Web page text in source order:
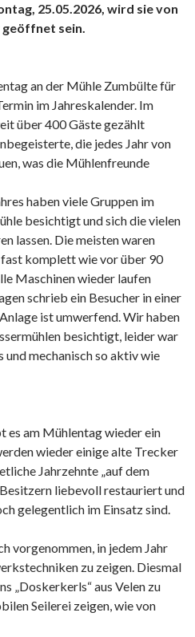
25.05.2026, wird sie von
geöffnet sein.
an der Mühle Zumbülte für
im Jahreskalender. Im
über 400 Gäste gezählt
die jedes Jahr von
was die Mühlenfreunde
haben viele Gruppen im
besichtigt und sich die vielen
lassen. Die meisten waren
komplett wie vor über 90
Maschinen wieder laufen
schrieb ein Besucher in einer
ist umwerfend. Wir haben
besichtigt, leider war
und mechanisch so aktiv wie
es am Mühlentag wieder ein
wieder einige alte Trecker
Jahrzehnte „auf dem
liebevoll restauriert und
gelegentlich im Einsatz sind.
vorgenommen, in jedem Jahr
zu zeigen. Diesmal
„Doskerkerls“ aus Velen zu
Seilerei zeigen, wie von